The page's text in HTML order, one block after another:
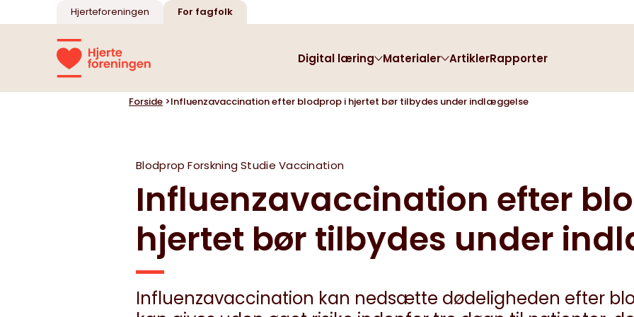
Hjerteforeningen For fagfolk
Digital læring Materialer ArtiklerRapporter
Kursus i seksualitet Ny i kardiologien
Mental sundhed Bestil materiale
Illustrationer af hjerte
og kredsløb
Film om hjertet
Forside >Influenzavaccination efter blodprop i hjertet bør tilbydes under indlæggelse
Blodprop ForskningStudie Vaccination
Influenzavaccination efter
hjertet bør tilbydes under
Influenzavaccination kan nedsætte dødeligheden efter